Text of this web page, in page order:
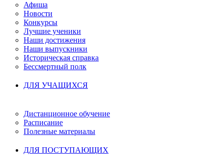
Афиша
Новости
Конкурсы
Лучшие ученики
Наши достижения
Наши выпускники
Историческая справка
Бессмертный полк
ДЛЯ УЧАЩИХСЯ
Дистанционное обучение
Расписание
Полезные материалы
ДЛЯ ПОСТУПАЮЩИХ